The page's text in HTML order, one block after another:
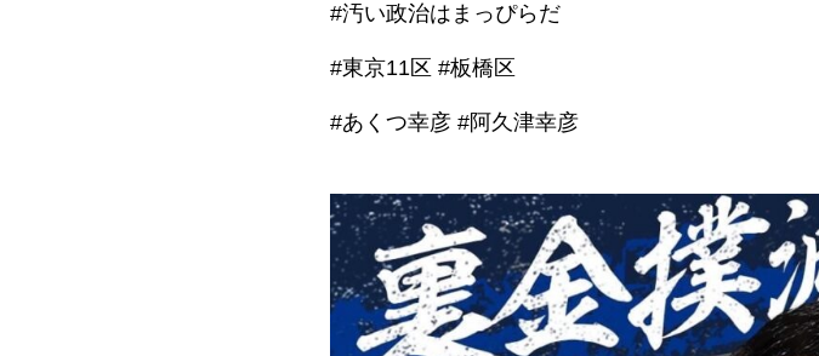
#汚い政治はまっぴらだ
#東京11区 #板橋区
#あくつ幸彦 #阿久津幸彦